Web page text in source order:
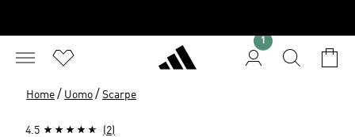
1
Home / Uomo / Scarpe
4.5 (2)